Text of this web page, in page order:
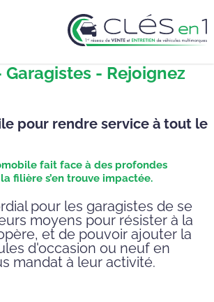
Garagistes - Rejoignez
pour rendre service à tout le
fait face à des profondes
filière s’en trouve impactée.
pour les garagistes de se
moyens pour résister à la
et de pouvoir ajouter la
d'occasion ou neuf en
mandat à leur activité.